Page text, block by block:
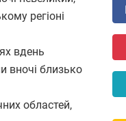
регіоні
вдень
вночі близько
областей,